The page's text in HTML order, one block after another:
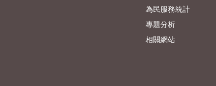
為民服務統計
專題分析
相關網站